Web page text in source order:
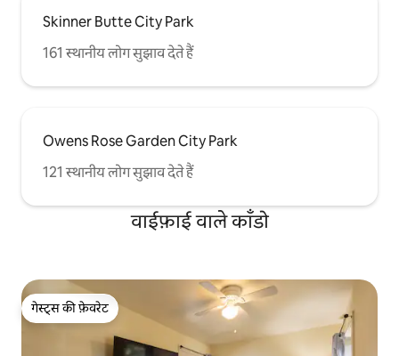
Skinner Butte City Park
161 स्थानीय लोग सुझाव देते हैं
Owens Rose Garden City Park
121 स्थानीय लोग सुझाव देते हैं
वाईफ़ाई वाले काँडो
गेस्ट्स की फ़ेवरेट
गेस्ट्स की फ़ेवरेट